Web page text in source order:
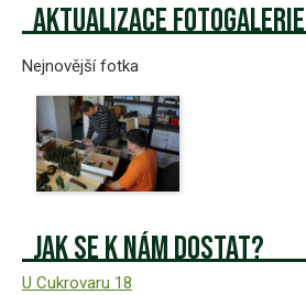
Aktualizace fotogalerie
Nejnovější fotka
Jak se k nám dostat?
U Cukrovaru 18